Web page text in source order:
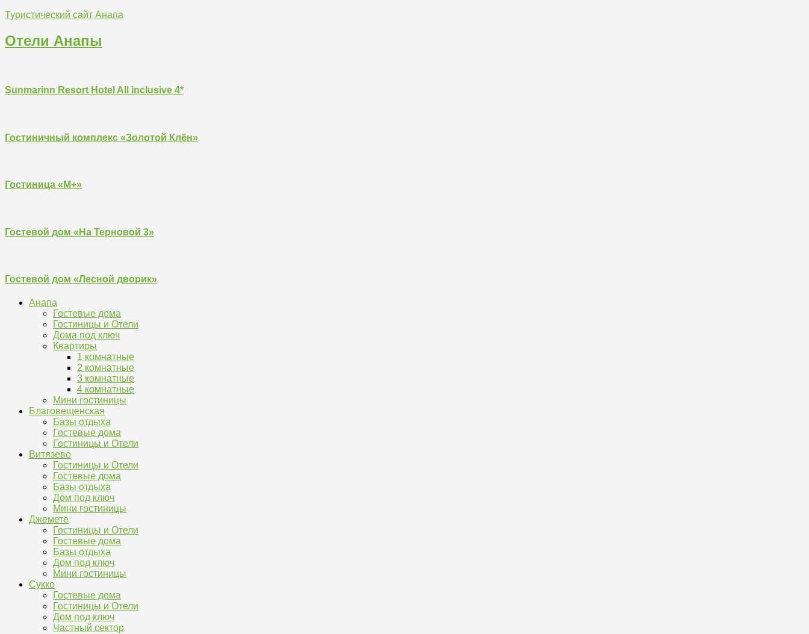
Туристический сайт Анапа
Отели Анапы
Sunmarinn Resort Hotel All inclusive 4*
Гостиничный комплекс «Золотой Клён»
Гостиница «М+»
Гостевой дом «На Терновой 3»
Гостевой дом «Лесной дворик»
Анапа
Гостевые дома
Гостиницы и Отели
Дома под ключ
Квартиры
1 комнатные
2 комнатные
3 комнатные
4 комнатные
Мини гостиницы
Благовещенская
Базы отдыха
Гостевые дома
Гостиницы и Отели
Витязево
Гостиницы и Отели
Гостевые дома
Базы отдыха
Дом под ключ
Мини гостиницы
Джемете
Гостиницы и Отели
Гостевые дома
Базы отдыха
Дом под ключ
Мини гостиницы
Сукко
Гостевые дома
Гостиницы и Отели
Дом под ключ
Частный сектор